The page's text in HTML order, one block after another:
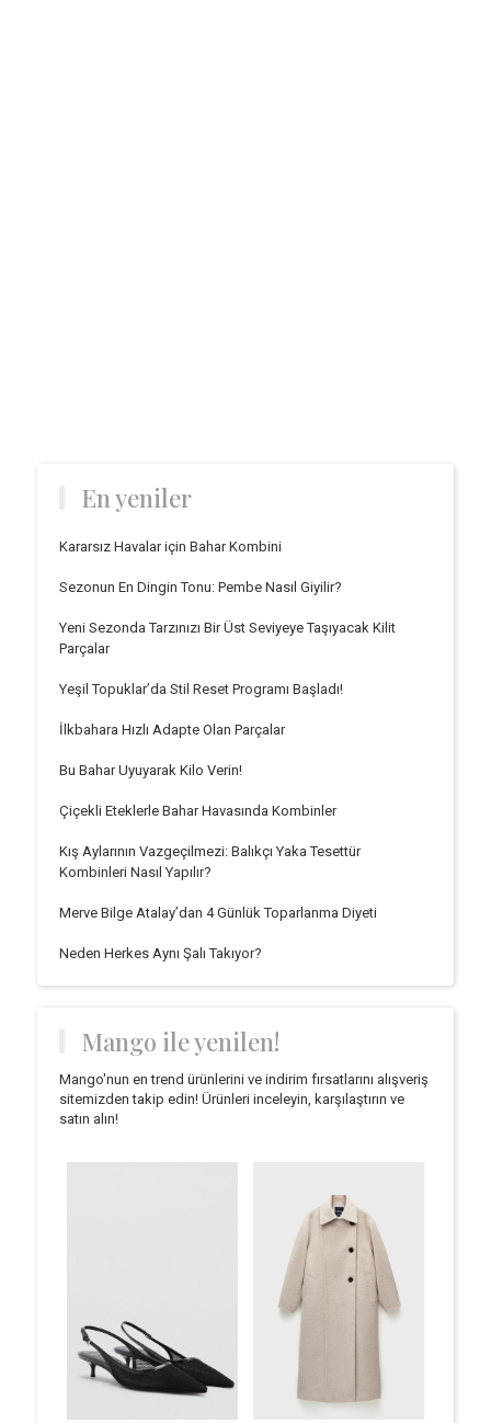
En yeniler
Kararsız Havalar için Bahar Kombini
Sezonun En Dingin Tonu: Pembe Nasıl Giyilir?
Yeni Sezonda Tarzınızı Bir Üst Seviyeye Taşıyacak Kilit
Parçalar
Yeşil Topuklar’da Stil Reset Programı Başladı!
İlkbahara Hızlı Adapte Olan Parçalar
Bu Bahar Uyuyarak Kilo Verin!
Çiçekli Eteklerle Bahar Havasında Kombinler
Kış Aylarının Vazgeçilmezi: Balıkçı Yaka Tesettür
Kombinleri Nasıl Yapılır?
Merve Bilge Atalay’dan 4 Günlük Toparlanma Diyeti
Neden Herkes Aynı Şalı Takıyor?
Mango ile yenilen!
Mango'nun en trend ürünlerini ve indirim fırsatlarını alışveriş
sitemizden takip edin! Ürünleri inceleyin, karşılaştırın ve
satın alın!